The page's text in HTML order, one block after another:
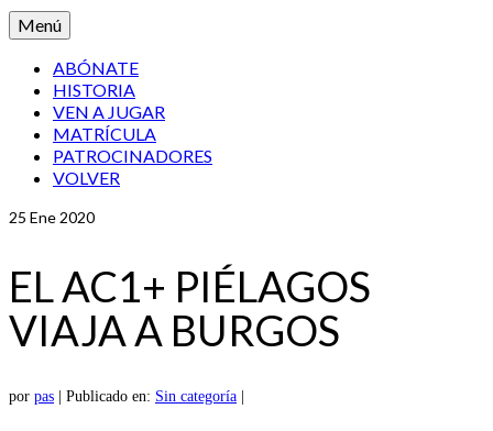
Menú
ABÓNATE
HISTORIA
VEN A JUGAR
MATRÍCULA
PATROCINADORES
VOLVER
25 Ene 2020
EL AC1+ PIÉLAGOS
VIAJA A BURGOS
por pas Publicado en: Sin categoría